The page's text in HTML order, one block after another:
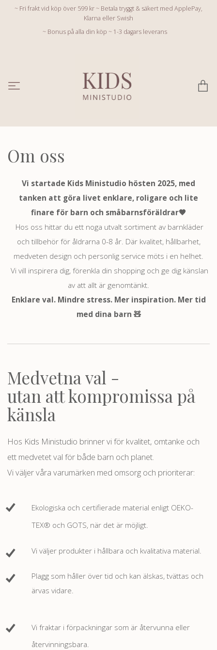
~ Fri frakt vid köp över 599 kr ~ Betala tryggt & säkert med ApplePay,
Klarna eller Swish
~ Bonus på alla din köp ~ 1-3 dagars leverans
Om oss
Vi startade Kids Ministudio hösten 2025, med
tanken att göra livet enklare, roligare och lite
finare för barn och småbarnsföräldrar🤎
Hos oss hittar du ett noga utvalt sortiment av barnkläder
och tillbehör för åldrarna 0-8 år. Där kvalitet, hållbarhet,
medveten design och personlig service möts i en helhet.
Vi vill inspirera dig, förenkla din shopping och ge dig känslan
av att allt är genomtänkt.
Enklare val. Mindre stress. Mer inspiration. Mer tid
med dina barn 🧸
Medvetna val -
utan att kompromissa på
känsla
Hos Kids Ministudio brinner vi för kvalitet, omtanke och
ett medvetet val för både barn och planet.
Vi väljer våra varumärken med omsorg och prioriterar:
Ekologiska och certifierade material enligt OEKO-
TEX® och GOTS, när det är möjligt.
Vi väljer produkter i hållbara och kvalitativa material.
Plagg som håller över tid och kan älskas, tvättas och
ärvas vidare.
Vi fraktar i förpackningar som är återvunna eller
återvinningsbara.